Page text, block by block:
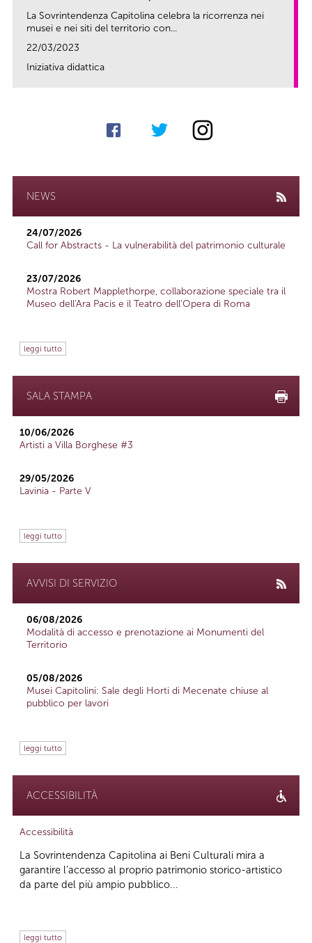
La Sovrintendenza Capitolina celebra la ricorrenza nei
musei e nei siti del territorio con...
22/03/2023
Iniziativa didattica
NEWS
24/07/2026
Call for Abstracts - La vulnerabilità del patrimonio culturale
23/07/2026
Mostra Robert Mapplethorpe, collaborazione speciale tra il
Museo dell'Ara Pacis e il Teatro dell'Opera di Roma
leggi tutto
SALA STAMPA
10/06/2026
Artisti a Villa Borghese #3
29/05/2026
Lavinia - Parte V
leggi tutto
AVVISI DI SERVIZIO
06/08/2026
Modalità di accesso e prenotazione ai Monumenti del
Territorio
05/08/2026
Musei Capitolini: Sale degli Horti di Mecenate chiuse al
pubblico per lavori
leggi tutto
ACCESSIBILITÀ
Accessibilità
La Sovrintendenza Capitolina ai Beni Culturali mira a
garantire l’accesso al proprio patrimonio storico-artistico
da parte del più ampio pubblico...
leggi tutto